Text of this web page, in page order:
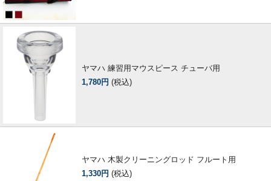
ヤマハ 練習用マウスピース チューバ用
1,780円 (税込)
ヤマハ 木製クリーニングロッド フルート用
1,330円 (税込)